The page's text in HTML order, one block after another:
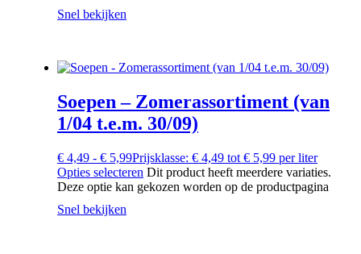
Snel bekijken
Soepen – Zomerassortiment (van
1/04 t.e.m. 30/09)
€ 4,49 - € 5,99Prijsklasse: € 4,49 tot € 5,99 per liter
Opties selecteren Dit product heeft meerdere variaties.
Deze optie kan gekozen worden op de productpagina
Snel bekijken